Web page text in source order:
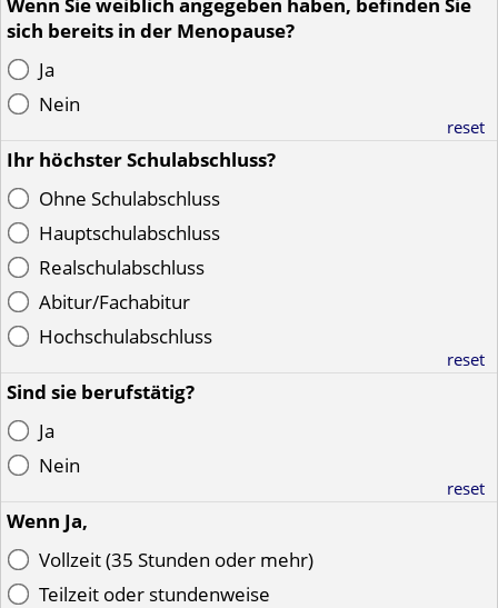
sich bereits in der Menopause?
Ja
Nein
reset
Ihr höchster Schulabschluss?
Ohne Schulabschluss
Hauptschulabschluss
Realschulabschluss
Abitur/Fachabitur
Hochschulabschluss
reset
Sind sie berufstätig?
Ja
Nein
reset
Wenn Ja,
Vollzeit (35 Stunden oder mehr)
Teilzeit oder stundenweise